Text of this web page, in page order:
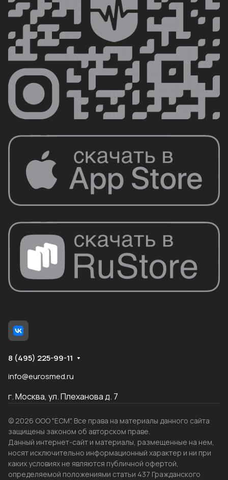
8 (495) 225-99-11
info@eurosmed.ru
г. Москва, ул. Плеханова д. 7
© 2026 ООО "ЕСМ". Все права на материалы данного сайта
защищены законом об авторском праве.
Данный интернет-сайт и материалы, размещенные на нем,
носят исключительно информационный характер и ни при
каких условиях не являются публичной офертой,
определяемой положениями статьи 437 Гражданского